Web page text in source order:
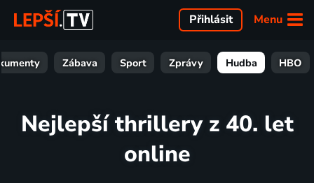
Menu
Přihlásit
Zábava Sport Zprávy Hudba HBO
Nejlepší thrillery z 40. let
online